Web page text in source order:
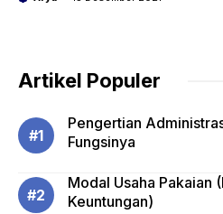
Artikel Populer
Pengertian
Fungsinya
Modal Usaha Pakaian
Keuntungan)